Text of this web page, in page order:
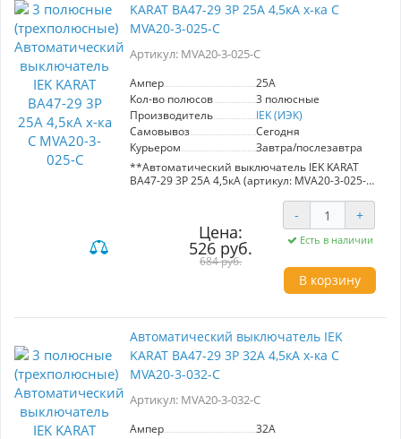
KARAT ВА47-29 3Р 25А 4,5кА х-ка С
MVA20-3-025-C
Артикул: MVA20-3-025-C
Ампер
25A
Кол-во полюсов
3 полюсные
Производитель
IEK (ИЭК)
Самовывоз
Сегодня
Курьером
Завтра/послезавтра
**Автоматический выключатель IEK KARAT
ВА47-29 3Р 25А 4,5кА (артикул: MVA20-3-025-
Автоматический выключатель ВА47-29 от
компании IEK предназначен для надежной
защиты распределительных и групповых
цепей. С номинальным током 25А и
характеристикой C, он идеально подходит для
подключения двигателей с небольшими
вентиляторы. Выключатель обеспечивает
защиту электроприборов и освещения, что
делает его универсальным решением для
жилых и общественных зданий. Устойчив к
перегрузкам с предельным отключением 4,5
кА, что гарантирует безопасность
эксплуатации.
Цена:
526 руб.
684 руб.
- +
Есть в наличии
В корзину
Автоматический выключатель IEK
KARAT ВА47-29 3Р 32А 4,5кА х-ка С
MVA20-3-032-C
Артикул: MVA20-3-032-C
Ампер
32A